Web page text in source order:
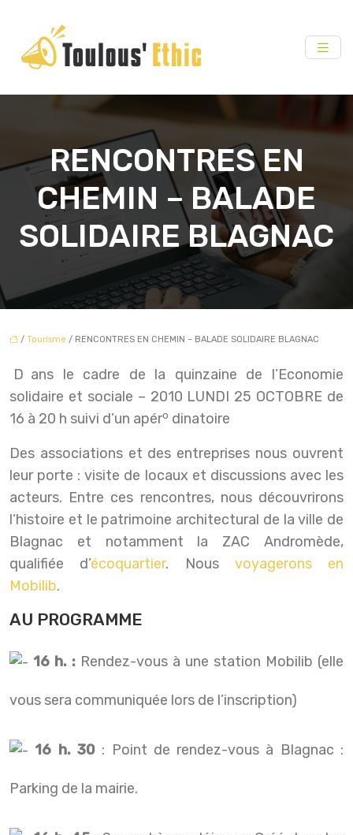
RENCONTRES EN
CHEMIN – BALADE
SOLIDAIRE BLAGNAC
/ Tourisme / RENCONTRES EN CHEMIN – BALADE SOLIDAIRE BLAGNAC
Dans le cadre de la quinzaine de l’Economie
solidaire et sociale – 2010 LUNDI 25 OCTOBRE de
16 à 20 h suivi d’un apéro dinatoire
Des associations et des entreprises nous ouvrent
leur porte : visite de locaux et discussions avec les
acteurs. Entre ces rencontres, nous découvrirons
l’histoire et le patrimoine architectural de la ville de
Blagnac et notamment la ZAC Andromède,
qualifiée d’écoquartier. Nous voyagerons en
Mobilib.
AU PROGRAMME
16 h. : Rendez-vous à une station Mobilib (elle
vous sera communiquée lors de l’inscription)
16 h. 30: Point de rendez-vous à Blagnac :
Parking de la mairie.